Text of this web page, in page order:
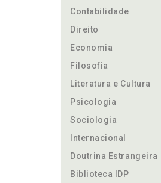
Contabilidade
Direito
Economia
Filosofia
Literatura e Cultura
Psicologia
Sociologia
Internacional
Doutrina Estrangeira
Biblioteca IDP